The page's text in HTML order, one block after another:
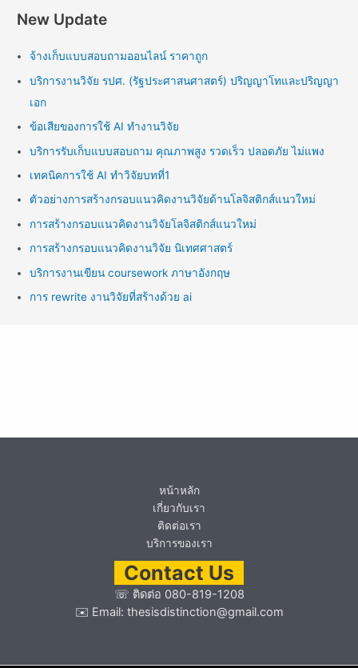
New Update
จ้างเก็บแบบสอบถามออนไลน์ ราคาถูก
บริการงานวิจัย รปศ. (รัฐประศาสนศาสตร์) ปริญญาโทและปริญญา
เอก
ข้อเสียของการใช้ AI ทำงานวิจัย
บริการรับเก็บแบบสอบถาม คุณภาพสูง รวดเร็ว ปลอดภัย ไม่แพง
เทคนิคการใช้ AI ทำวิจัยบทที่1
ตัวอย่างการสร้างกรอบแนวคิดงานวิจัยด้านโลจิสติกส์แนวใหม่
การสร้างกรอบแนวคิดงานวิจัยโลจิสติกส์แนวใหม่
การสร้างกรอบแนวคิดงานวิจัย นิเทศศาสตร์
บริการงานเขียน coursework ภาษาอังกฤษ
การ rewrite งานวิจัยที่สร้างด้วย ai
หน้าหลัก
เกี่ยวกับเรา
ติดต่อเรา
บริการของเรา
Contact Us
☏ ติดต่อ 080-819-1208
✉️ Email: thesisdistinction@gmail.com